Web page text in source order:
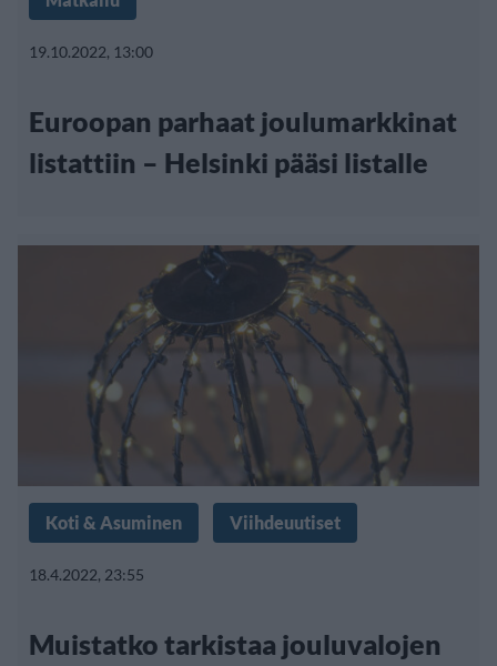
19.10.2022, 13:00
Euroopan parhaat joulumarkkinat
listattiin – Helsinki pääsi listalle
Koti & Asuminen Viihdeuutiset
18.4.2022, 23:55
Muistatko tarkistaa jouluvalojen